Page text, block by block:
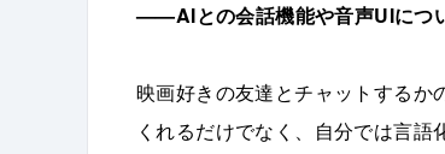
——AIとの会話機能や音声UIにつ
映画好きの友達とチャットするか
くれるだけでなく、自分では言